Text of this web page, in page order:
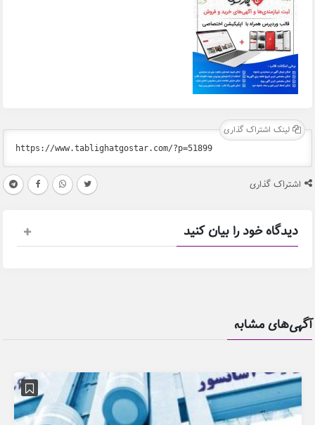
لینک اشتراک گذاری
اشتراک گذاری
دیدگاه خود را بیان کنید
آگهی‌های مشابه